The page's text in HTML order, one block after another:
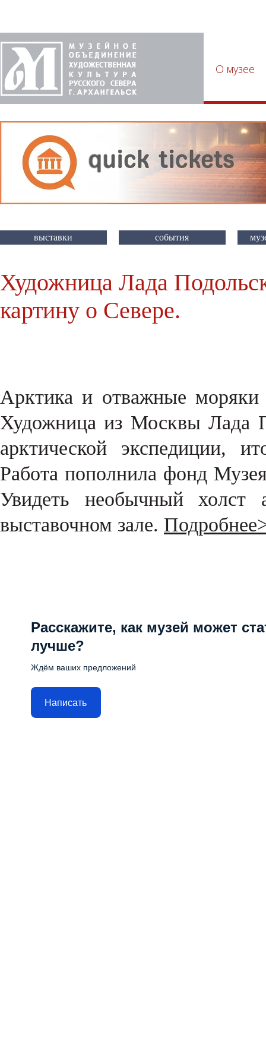
О музее
выставки события
Художница Лада
картину о Севере.
Арктика и отважные моряки
Художница из Москвы Лада
арктической экспедиции,
Работа пополнила фонд
Увидеть необычный холст
выставочном зале.
Расскажите, как музей может
лучше?
Ждём ваших предложений
Написать